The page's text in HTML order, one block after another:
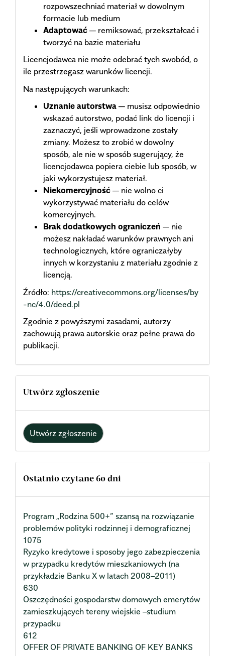
rozpowszechniać materiał w dowolnym
formacie lub medium
Adaptować — remiksować, przekształcać i
tworzyć na bazie materiału
Licencjodawca nie może odebrać tych swobód, o
ile przestrzegasz warunków licencji.
Na następujących warunkach:
Uznanie autorstwa — musisz odpowiednio
wskazać autorstwo, podać link do licencji i
zaznaczyć, jeśli wprowadzone zostały
zmiany. Możesz to zrobić w dowolny
sposób, ale nie w sposób sugerujący, że
licencjodawca popiera ciebie lub sposób, w
jaki wykorzystujesz materiał.
Niekomercyjność — nie wolno ci
wykorzystywać materiału do celów
komercyjnych.
Brak dodatkowych ograniczeń — nie
możesz nakładać warunków prawnych ani
technologicznych, które ograniczałyby
innych w korzystaniu z materiału zgodnie z
licencją.
Źródło: https://creativecommons.org/licenses/by
-nc/4.0/deed.pl
Zgodnie z powyższymi zasadami, autorzy
zachowują prawa autorskie oraz pełne prawa do
publikacji.
Utwórz zgłoszenie
Utwórz zgłoszenie
Ostatnio czytane 60 dni
Program „Rodzina 500+” szansą na rozwiązanie
problemów polityki rodzinnej i demograficznej
1075
Ryzyko kredytowe i sposoby jego zabezpieczenia
w przypadku kredytów mieszkaniowych (na
przykładzie Banku X w latach 2008–2011)
630
Oszczędności gospodarstw domowych emerytów
zamieszkujących tereny wiejskie –studium
przypadku
612
OFFER OF PRIVATE BANKING OF KEY BANKS